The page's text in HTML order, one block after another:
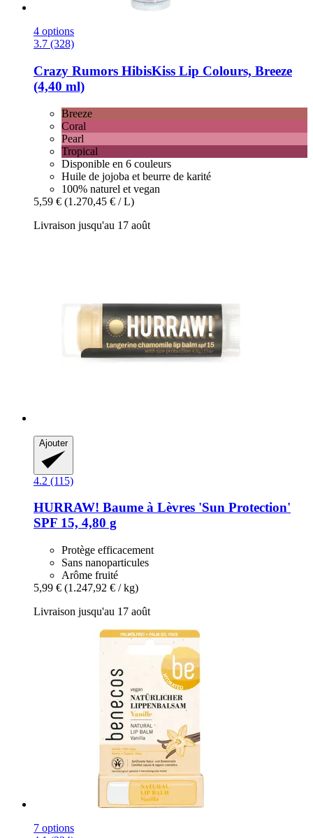
4 options
3.7 (328)
Crazy Rumors HibisKiss Lip Colours, Breeze
(4,40 ml)
Breeze
Coral
Pearl
Tropical
Disponible en 6 couleurs
Huile de jojoba et beurre de karité
100% naturel et vegan
5,59 € (1.270,45 € / L)
Livraison jusqu'au 17 août
Ajouter
4.2 (115)
HURRAW! Baume à Lèvres 'Sun Protection'
SPF 15, 4,80 g
Protège efficacement
Sans nanoparticules
Arôme fruité
5,99 € (1.247,92 € / kg)
Livraison jusqu'au 17 août
7 options